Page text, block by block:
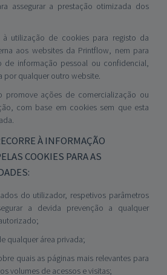
assegurar a prestação otimizada dos
utilização de cookies para registo da
aos websites da Printflow, nem para
de informação pessoal ou confidencial,
por qualquer outro website.
promove ações de comercialização ou
com base em cookies sem que esta
À INFORMAÇÃO
COOKIES PARA AS
do utilizador, respetivos parâmetros
a devida prevenção a qualquer
qualquer área privada;
quais as páginas mais relevantes para
volumes de acessos e visitas;